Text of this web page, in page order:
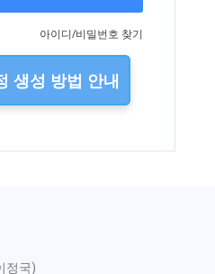
아이디/비밀번호 찾기
생성 방법 안내
정국)